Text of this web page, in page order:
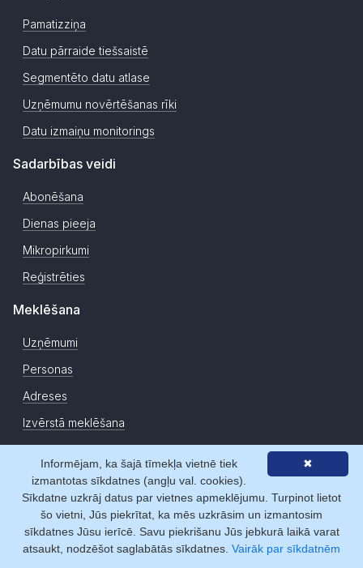
Pamatizziņa
Datu pārraide tiešsaistē
Segmentēto datu atlase
Uzņēmumu novērtēšanas rīki
Datu izmaiņu monitorings
Sadarbības veidi
Abonēšana
Dienas pieeja
Mikropirkumi
Reģistrēties
Meklēšana
Uzņēmumi
Personas
Adreses
Izvērstā meklēšana
TOP firmas
Dažādi
Zemesgrāmata
CSDD
✖
Informējam, ka šajā tīmekļa vietnē tiek
izmantotas sīkdatnes (angļu val. cookies).
Sīkdatne uzkrāj datus par vietnes apmeklējumu. Turpinot lietot
šo vietni, Jūs piekrītat, ka mēs uzkrāsim un izmantosim
sīkdatnes Jūsu ierīcē. Savu piekrišanu Jūs jebkurā laikā varat
atsaukt, nodzēšot saglabātās sīkdatnes. Vairāk par sīkdatnēm